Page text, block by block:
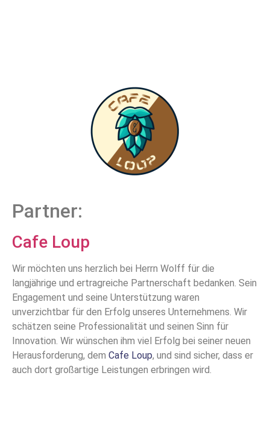
Partner:
Cafe Loup
Wir möchten uns herzlich bei Herrn Wolff für die
langjährige und ertragreiche Partnerschaft bedanken. Sein
Engagement und seine Unterstützung waren
unverzichtbar für den Erfolg unseres Unternehmens. Wir
schätzen seine Professionalität und seinen Sinn für
Innovation. Wir wünschen ihm viel Erfolg bei seiner neuen
Herausforderung, dem Cafe Loup, und sind sicher, dass er
auch dort großartige Leistungen erbringen wird.